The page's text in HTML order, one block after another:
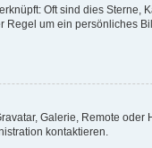
Oft sind dies Sterne,
um ein persönliches
Galerie, Remote
kontaktieren.